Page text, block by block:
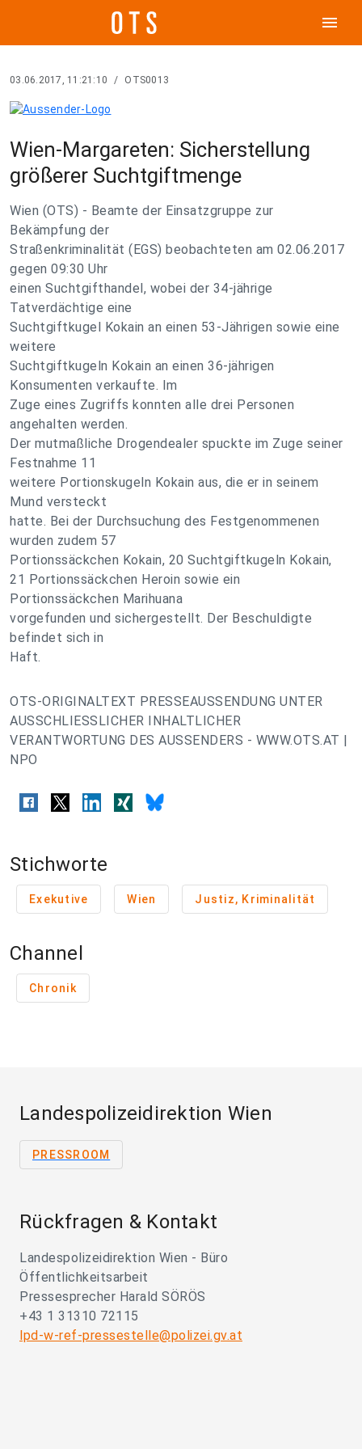
menu
03.06.2017, 11:21:10 / OTS0013
Wien-Margareten: Sicherstellung
größerer Suchtgiftmenge
Wien (OTS) - Beamte der Einsatzgruppe zur
Bekämpfung der
Straßenkriminalität (EGS) beobachteten am 02.06.2017
gegen 09:30 Uhr
einen Suchtgifthandel, wobei der 34-jährige
Tatverdächtige eine
Suchtgiftkugel Kokain an einen 53-Jährigen sowie eine
weitere
Suchtgiftkugeln Kokain an einen 36-jährigen
Konsumenten verkaufte. Im
Zuge eines Zugriffs konnten alle drei Personen
angehalten werden.
Der mutmaßliche Drogendealer spuckte im Zuge seiner
Festnahme 11
weitere Portionskugeln Kokain aus, die er in seinem
Mund versteckt
hatte. Bei der Durchsuchung des Festgenommenen
wurden zudem 57
Portionssäckchen Kokain, 20 Suchtgiftkugeln Kokain,
21 Portionssäckchen Heroin sowie ein
Portionssäckchen Marihuana
vorgefunden und sichergestellt. Der Beschuldigte
befindet sich in
Haft.
OTS-ORIGINALTEXT PRESSEAUSSENDUNG UNTER
AUSSCHLIESSLICHER INHALTLICHER
VERANTWORTUNG DES AUSSENDERS - WWW.OTS.AT |
NPO
Stichworte
Exekutive Wien Justiz, Kriminalität
Channel
Chronik
Landespolizeidirektion Wien
PRESSROOM
Rückfragen & Kontakt
Landespolizeidirektion Wien - Büro
Öffentlichkeitsarbeit
Pressesprecher Harald SÖRÖS
+43 1 31310 72115
lpd-w-ref-pressestelle@polizei.gv.at